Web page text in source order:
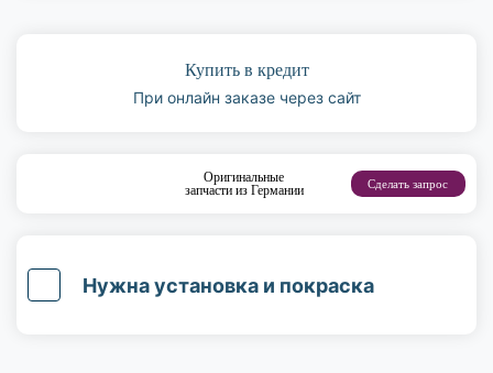
Купить в кредит
При онлайн заказе через сайт
Оригинальные
запчасти из Германии
Сделать запрос
Нужна установка и покраска